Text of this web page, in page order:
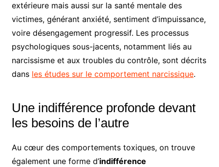
extérieure mais aussi sur la santé mentale des
victimes, générant anxiété, sentiment d’impuissance,
voire désengagement progressif. Les processus
psychologiques sous-jacents, notamment liés au
narcissisme et aux troubles du contrôle, sont décrits
dans les études sur le comportement narcissique.
Une indifférence profonde devant
les besoins de l’autre
Au cœur des comportements toxiques, on trouve
également une forme d’indifférence